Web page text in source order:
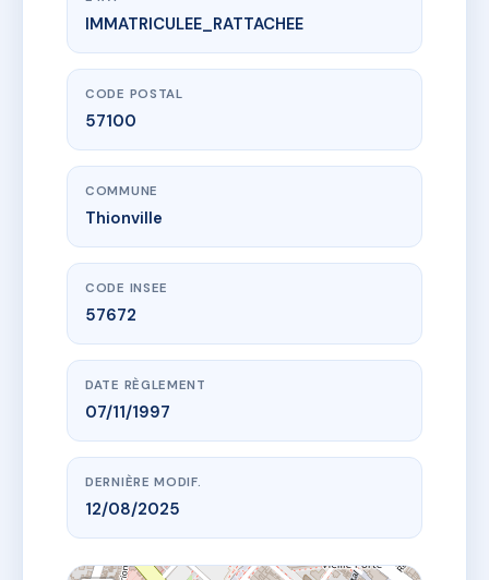
www.vme.plus/AE3579885
SDC 23/25 Place de la République - THIONVILLE
23 pl de la republique57100 Thionville
IMMATRICULEE_RATTACHEE
CODE POSTAL
57100
COMMUNE
Thionville
CODE INSEE
57672
DATE RÈGLEMENT
07/11/1997
DERNIÈRE MODIF.
12/08/2025